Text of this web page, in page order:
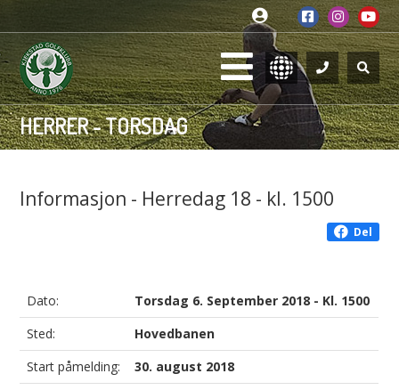
HERRER - TORSDAG
Informasjon - Herredag 18 - kl. 1500
Del
Dato:
Torsdag 6. September 2018 - Kl. 1500
Sted:
Hovedbanen
Start påmelding:
30. august 2018